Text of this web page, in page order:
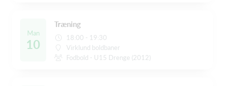
Man
10
Træning
18:00 - 19:30
Virklund boldbaner
Fodbold - U15 Drenge (2012)